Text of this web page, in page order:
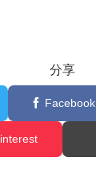
分享
Facebook